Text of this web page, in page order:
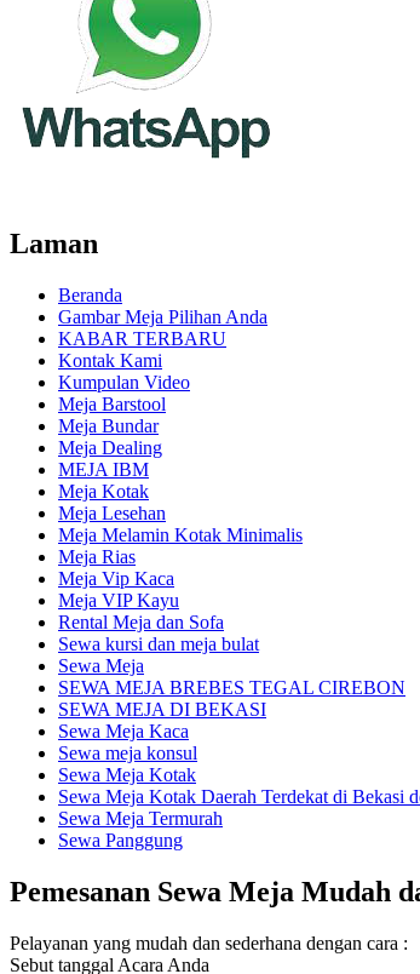
Laman
Beranda
Gambar Meja Pilihan Anda
KABAR TERBARU
Kontak Kami
Kumpulan Video
Meja Barstool
Meja Bundar
Meja Dealing
MEJA IBM
Meja Kotak
Meja Lesehan
Meja Melamin Kotak Minimalis
Meja Rias
Meja Vip Kaca
Meja VIP Kayu
Rental Meja dan Sofa
Sewa kursi dan meja bulat
Sewa Meja
SEWA MEJA BREBES TEGAL CIREBON
SEWA MEJA DI BEKASI
Sewa Meja Kaca
Sewa meja konsul
Sewa Meja Kotak
Sewa Meja Kotak Daerah Terdekat di Bekasi
Sewa Meja Termurah
Sewa Panggung
Pemesanan Sewa Meja Mudah
Pelayanan yang mudah dan sederhana dengan cara :
Sebut tanggal Acara Anda